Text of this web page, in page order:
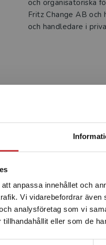
anpassa innehållet och
Vi vidarebefordrar
analysföretag som vi
eller som de
Begränsad
verkar som att du besöker
utanför Sverige. Vi
För att kunna slutföra
vara i
och organisatoriska
Fritz Change AB
och handledare i